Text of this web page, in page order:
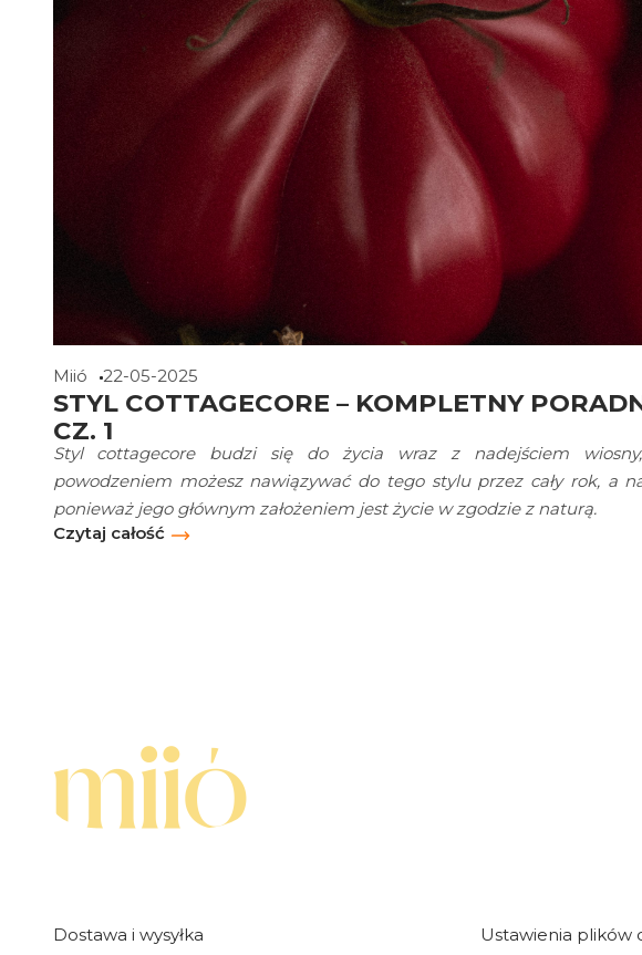
Miió 22-05-2025
STYL COTTAGECORE – KOMPLETNY
CZ. 1
Styl cottagecorebudzi się do życia wraz z nadejściem
powodzeniem możesz nawiązywać do tego stylu przez cały rok, a
ponieważ jego głównym założeniem jest życie w zgodzie z naturą.
Czytaj całość
Linki w stopce
Dostawa i wysyłka Ustawienia plików